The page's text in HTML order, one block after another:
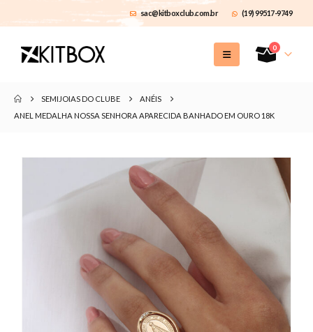
sac@kitboxclub.com.br (19) 99517-9749
0
SEMIJOIAS DO CLUBE
ANÉIS
ANEL MEDALHA NOSSA SENHORA APARECIDA BANHADO EM OURO 18K